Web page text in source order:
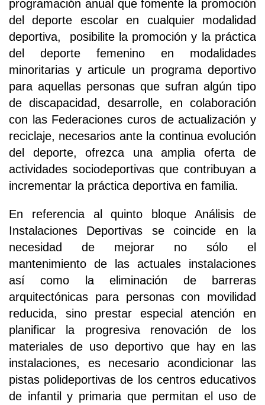
programación anual que fomente la promoción
del deporte escolar en cualquier modalidad
deportiva, posibilite la promoción y la práctica
del deporte femenino en modalidades
minoritarias y articule un programa deportivo
para aquellas personas que sufran algún tipo
de discapacidad, desarrolle, en colaboración
con las Federaciones curos de actualización y
reciclaje, necesarios ante la continua evolución
del deporte, ofrezca una amplia oferta de
actividades sociodeportivas que contribuyan a
incrementar la práctica deportiva en familia.
En referencia al quinto bloque Análisis de
Instalaciones Deportivas se coincide en la
necesidad de mejorar no sólo el
mantenimiento de las actuales instalaciones
así como la eliminación de barreras
arquitectónicas para personas con movilidad
reducida, sino prestar especial atención en
planificar la progresiva renovación de los
materiales de uso deportivo que hay en las
instalaciones, es necesario acondicionar las
pistas polideportivas de los centros educativos
de infantil y primaria que permitan el uso de